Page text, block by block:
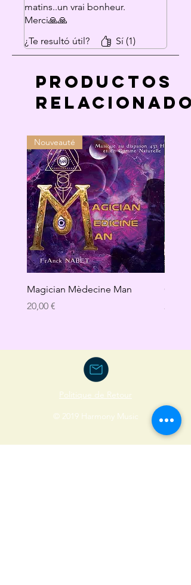
matins..un vrai bonheur.
Merci🙏🙏
¿Te resultó útil?
Sí (1)
Productos
Nouveauté
Magician Mèdecine Man
Precio
20,00 €
GAÏA
20,00 €
Politique de Retour
© 2019 Harmony Music